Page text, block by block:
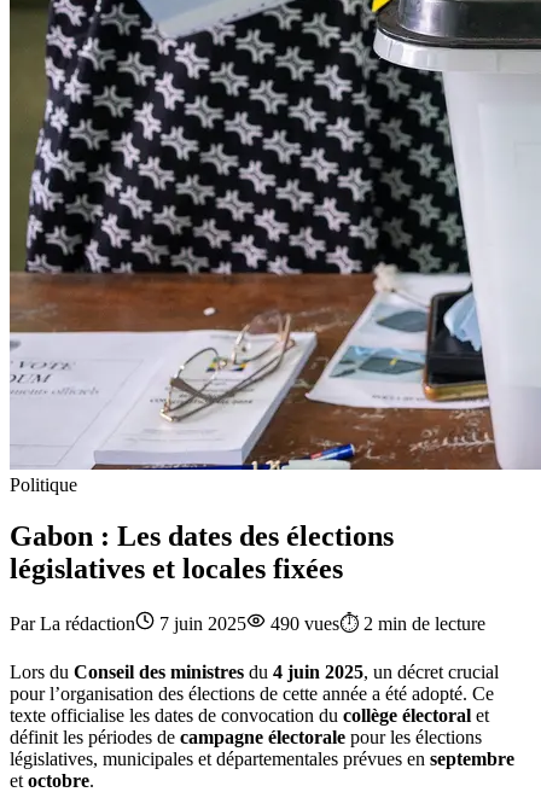
Politique
Gabon : Les dates des élections
législatives et locales fixées
ParLa rédaction 7 juin 2025 490 vues⏱️ 2 min de lecture
Lors du Conseil des ministres du 4 juin 2025, un décret crucial
pour l’organisation des élections de cette année a été adopté. Ce
texte officialise les dates de convocation du collège électoral et
définit les périodes de campagne électorale pour les élections
législatives, municipales et départementales prévues en septembre
et octobre.